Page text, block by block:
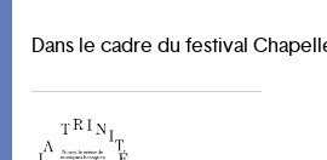
Dans le cadre du festival